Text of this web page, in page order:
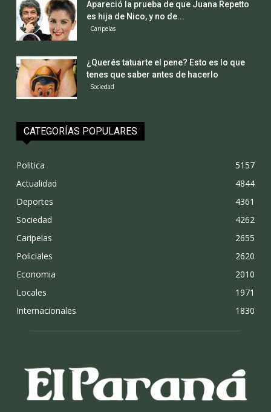
Apareció la prueba de que Juana Repetto
es hija de Nico, y no de...
Caripelas
¿Querés tatuarte el pene? Esto es lo que
tenes que saber antes de hacerlo
Sociedad
CATEGORÍAS POPULARES
Politica
5157
Actualidad
4844
Deportes
4361
Sociedad
4262
Caripelas
2655
Policiales
2620
Economia
2010
Locales
1971
Internacionales
1830